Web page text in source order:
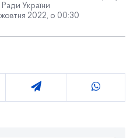
Ради України
2022, о 00:30